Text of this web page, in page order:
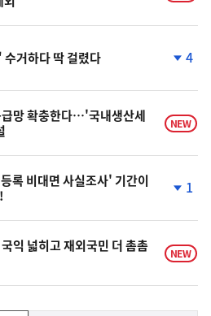
거하다 딱 걸렸다
락
4
망 확충한다…'국내생산세
NEW
록 비대면 사실조사' 기간이
락
1
익 넓히고 재외국민 더 촘촘
NEW